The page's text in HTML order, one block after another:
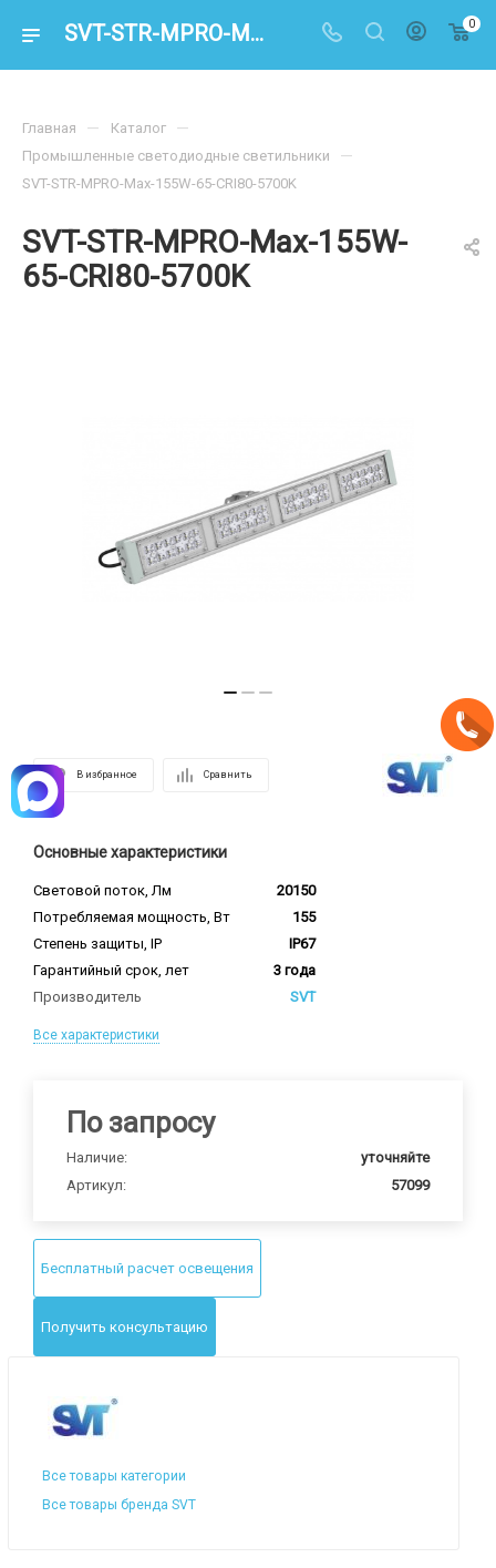
SVT-STR-MPRO-Max-155W-65-CRI80-5700K – купить по цене в интернет-магазине energoresurs-spb.ru 0
SVT-STR-MPRO-Max-155W-
65-CRI80-5700K
Главная — Каталог —
Промышленные светодиодные светильники —
SVT-STR-MPRO-Max-155W-65-CRI80-5700K
В избранное Сравнить
Основные характеристики
Световой поток, Лм
20150
Потребляемая мощность, Вт
155
Степень защиты, IP
IP67
Гарантийный срок, лет
3 года
Производитель
SVT
Все характеристики
По запросу
Наличие:
уточняйте
Артикул:
57099
Бесплатный расчет освещения
Получить консультацию
Все товары категории
Все товары бренда SVT